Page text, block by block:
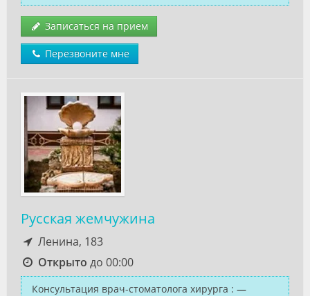
Записаться на прием
Перезвоните мне
Русская жемчужина
Ленина, 183
Открыто до 00:00
Консультация врач-стоматолога хирурга : —